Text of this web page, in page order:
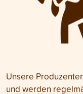
Unsere
und werden